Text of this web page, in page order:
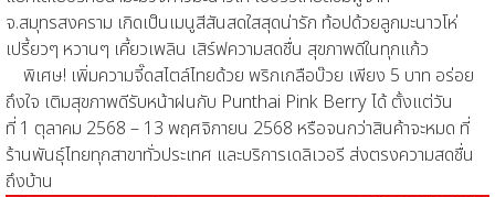
จ.สมุทรสงคราม เกิดเป็นเมนูสีสันสดใสสุดน่ารัก ท้อปด้วยลูกมะนาวโห่
เปรี้ยวๆ หวานๆ เคี้ยวเพลิน เสิร์ฟความสดชื่น สุขภาพดีในทุกแก้ว
พิเศษ! เพิ่มความจี๊ดสไตล์ไทยด้วย พริกเกลือบ๊วย เพียง 5 บาท อร่อย
ถึงใจ เติมสุขภาพดีรับหน้าฝนกับ Punthai Pink Berry ได้ ตั้งแต่วัน
ที่ 1 ตุลาคม 2568 – 13 พฤศจิกายน 2568 หรือจนกว่าสินค้าจะหมด ที่
ร้านพันธุ์ไทยทุกสาขาทั่วประเทศ และบริการเดลิเวอรี ส่งตรงความสดชื่น
ถึงบ้าน